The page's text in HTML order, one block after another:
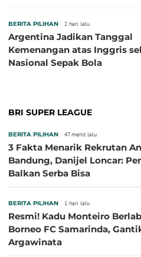
BERITA PILIHAN 2 hari lalu
Argentina Jadikan Tanggal
Kemenangan atas Inggris
Nasional Sepak Bola
BRI SUPER LEAGUE
BERITA PILIHAN 47 menit lalu
3 Fakta Menarik Rekrutan
Bandung, Danijel Loncar:
Balkan Serba Bisa
BERITA PILIHAN 1 hari lalu
Resmi! Kadu Monteiro
Borneo FC Samarinda,
Argawinata